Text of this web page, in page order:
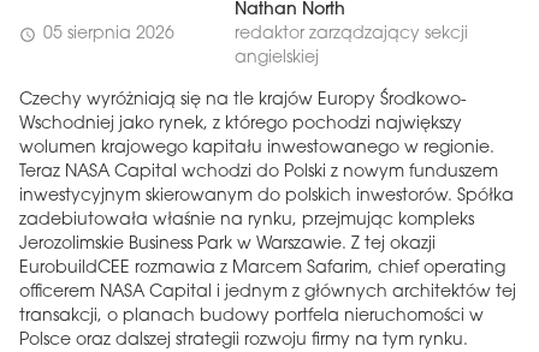
schedule 05 sierpnia 2026
Nathan North
redaktor zarządzający sekcji
angielskiej
Czechy wyróżniają się na tle krajów Europy Środkowo-
Wschodniej jako rynek, z którego pochodzi największy
wolumen krajowego kapitału inwestowanego w regionie.
Teraz NASA Capital wchodzi do Polski z nowym funduszem
inwestycyjnym skierowanym do polskich inwestorów. Spółka
zadebiutowała właśnie na rynku, przejmując kompleks
Jerozolimskie Business Park w Warszawie. Z tej okazji
EurobuildCEE rozmawia z Marcem Safarim, chief operating
officerem NASA Capital i jednym z głównych architektów tej
transakcji, o planach budowy portfela nieruchomości w
Polsce oraz dalszej strategii rozwoju firmy na tym rynku.